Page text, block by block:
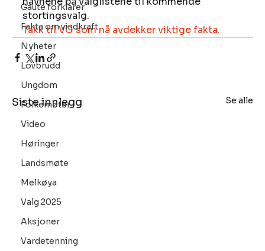
Gaute forklarer
Fakta om vindkraft
Nyheter
Lovbrudd
Ungdom
Folkemøter
Video
Høringer
Landsmøte
Melkøya
Valg 2025
Aksjoner
Vardetenning
stortingsvalg.
Takk til VG som nå avdekker viktige fakta.
Siste innlegg Se alle